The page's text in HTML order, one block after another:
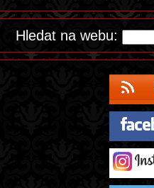
Hledat na webu: